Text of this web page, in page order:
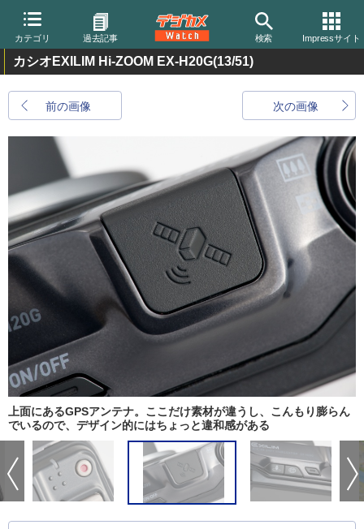
カテゴリ 過去記事 検索 Impressサイト
カシオEXILIM Hi-ZOOM EX-H20G(13/51)
前の画像 次の画像
上面にあるGPSアンテナ。ここだけ素材が違うし、こんもり膨らん
でいるので、デザイン的にはちょっと違和感がある